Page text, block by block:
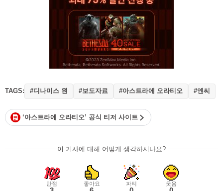
TAGS: #디나미스 원 #보도자료 #아스트라에 오라티오 #엔씨
‘아스트라에 오라티오’ 공식 티저 사이트
이 기사에 대해 어떻게 생각하시나요?
만점 좋아요 파티 웃음